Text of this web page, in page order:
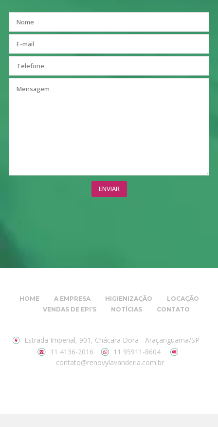
HOME A EMPRESA HIGIENIZAÇÃO
LOCAÇÃO
VENDAS DE EPI’S
NOTÍCIAS CONTATO
Estrada Imperial, 901, Chácara Dora - Araçariguama/SP
11 4136-2016
11 95911-8604
contato@renovylavanderia.com.br